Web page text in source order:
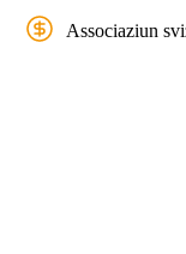
Associaziun